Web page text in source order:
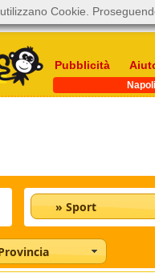
Pubblicità
Napoli
» Sport
Cookie.